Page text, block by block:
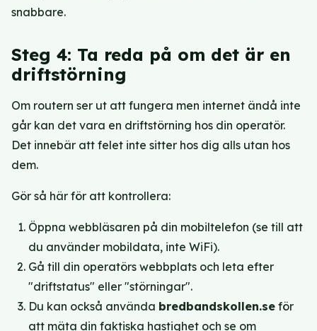
snabbare.
Steg 4: Ta reda på om det är en
driftstörning
Om routern ser ut att fungera men internet ändå inte
går kan det vara en driftstörning hos din operatör.
Det innebär att felet inte sitter hos dig alls utan hos
dem.
Gör så här för att kontrollera:
Öppna webbläsaren på din mobiltelefon (se till att
du använder mobildata, inte WiFi).
Gå till din operatörs webbplats och leta efter
"driftstatus" eller "störningar".
Du kan också använda bredbandskollen.se för
att mäta din faktiska hastighet och se om